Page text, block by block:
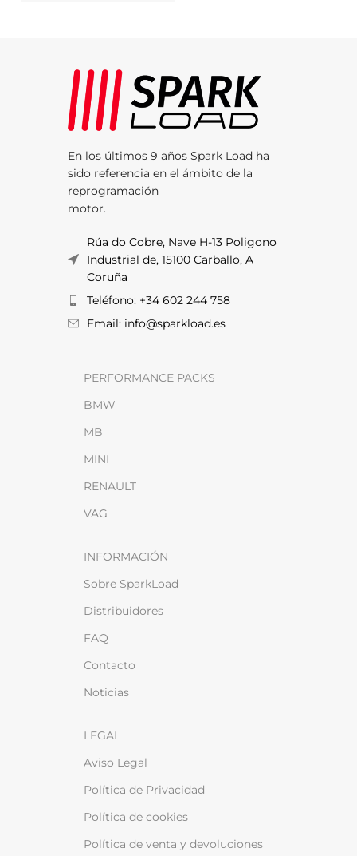
En los últimos 9 años Spark Load ha
sido referencia en el ámbito de la
reprogramación
motor.
Rúa do Cobre, Nave H-13 Poligono
Industrial de, 15100 Carballo, A
Coruña
Teléfono: +34 602 244 758
Email: info@sparkload.es
PERFORMANCE PACKS
BMW
MB
MINI
RENAULT
VAG
INFORMACIÓN
Sobre SparkLoad
Distribuidores
FAQ
Contacto
Noticias
LEGAL
Aviso Legal
Política de Privacidad
Política de cookies
Política de venta y devoluciones